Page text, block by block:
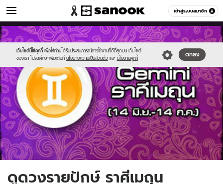
เข้าสู่ระบบสมาชิก
ดูดวง หมวดอื่นๆ
เว็บไซต์นี้ใช้คุกกี้ เพื่อให้ท่านได้รับประสบการณ์การใช้งานที่ดีที่สุดบน เว็บไซต์
ของเรา โปรดศึกษาเพิ่มเติมที่ นโยบายความเป็นส่วนตัว และ นโยบายคุกกี้
ตกลง
Sanook
//s.isanook.com/sr/0/images/logo-
new-
sanook.png
600
60
//s.isanook.com/ho/0/ud/11/59273/6gemini.jpg
ดูดวงรายปักษ์ ราศีเมถุน